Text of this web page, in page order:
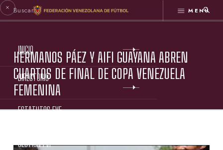
MENÚ
INICIO
DIRECTORIO
ESTATUTOS FVF
GESTIÓN FVF
HERMANOS PÁEZ Y AIFI GUAYANA ABREN
CUARTOS DE FINAL DE COPA VENEZUELA
FEMENINA